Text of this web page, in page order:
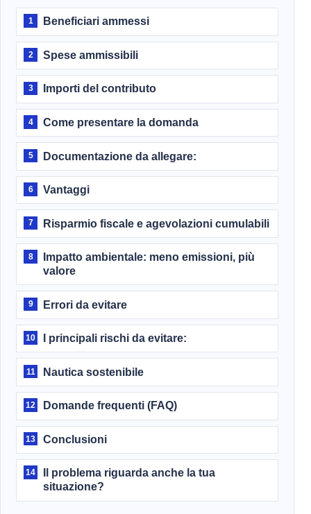
1 Beneficiari ammessi
2 Spese ammissibili
3 Importi del contributo
4 Come presentare la domanda
5 Documentazione da allegare:
6 Vantaggi
7 Risparmio fiscale e agevolazioni cumulabili
8
Impatto ambientale: meno emissioni, più
valore
9 Errori da evitare
10 I principali rischi da evitare:
11 Nautica sostenibile
12 Domande frequenti (FAQ)
13 Conclusioni
14
Il problema riguarda anche la tua
situazione?